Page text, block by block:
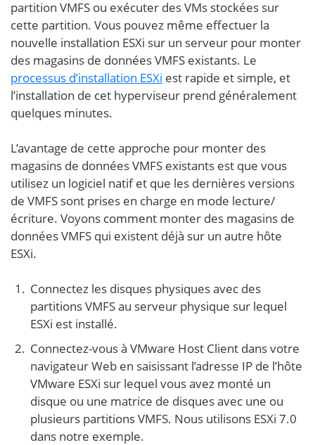
partition VMFS ou exécuter des VMs stockées sur
cette partition. Vous pouvez même effectuer la
nouvelle installation ESXi sur un serveur pour monter
des magasins de données VMFS existants. Le
processus d’installation ESXi est rapide et simple, et
l’installation de cet hyperviseur prend généralement
quelques minutes.
L’avantage de cette approche pour monter des
magasins de données VMFS existants est que vous
utilisez un logiciel natif et que les dernières versions
de VMFS sont prises en charge en mode lecture/
écriture. Voyons comment monter des magasins de
données VMFS qui existent déjà sur un autre hôte
ESXi.
Connectez les disques physiques avec des
partitions VMFS au serveur physique sur lequel
ESXi est installé.
Connectez-vous à VMware Host Client dans votre
navigateur Web en saisissant l’adresse IP de l’hôte
VMware ESXi sur lequel vous avez monté un
disque ou une matrice de disques avec une ou
plusieurs partitions VMFS. Nous utilisons ESXi 7.0
dans notre exemple.